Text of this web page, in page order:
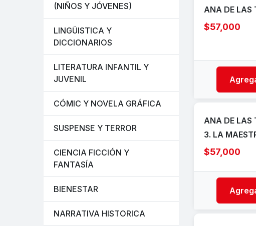
(NIÑOS Y JÓVENES)
LINGÜISTICA Y
DICCIONARIOS
LITERATURA INFANTIL Y
JUVENIL
CÓMIC Y NOVELA GRÁFICA
SUSPENSE Y TERROR
CIENCIA FICCIÓN Y
FANTASÍA
BIENESTAR
NARRATIVA HISTORICA
ANA DE LAS
$57,000
ANA DE LAS
3. LA
$57,000